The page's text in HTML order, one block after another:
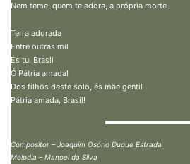
Nem teme, quem te adora, a própria morte
Terra adorada
Entre outras mil
És tu, Brasil
Ó Pátria amada!
Dos filhos deste solo, és mãe gentil
Pátria amada, Brasil!
Compositor – Joaquim Osório Duque Estrada
Melodia – Manoel da Silva